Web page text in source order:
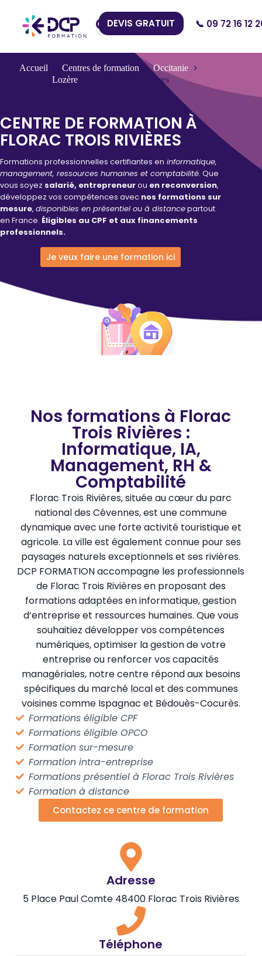
DEVIS GRATUIT 📞 09 72 16 12
Accueil Centres de formation
Occitanie
Lozère
Florac Trois Rivières
CENTRE DE FORMATION À
FLORAC TROIS RIVIÈRES
Formations professionnelles certifiantes en informatique,
management, ressources humaines et comptabilité. Que
vous soyez salarié, entrepreneurou en reconversion,
développez vos compétences avec nos formations sur
mesure, disponibles en présentiel ou à distancepartout
en France. Éligibles au CPF et aux financements
professionnels.
Je veux faire une formation ici
Nos formations à Florac
Trois Rivières :
Informatique, IA,
Management, RH &
Comptabilité
Florac Trois Rivières, située au cœur du parc
national des Cévennes, est une commune
dynamique avec une forte activité touristique et
agricole. La ville est également connue pour ses
paysages naturels exceptionnels et ses rivières.
DCP FORMATION accompagne les professionnels
de Florac Trois Rivières en proposant des
formations adaptées en informatique, gestion
d’entreprise et ressources humaines. Que vous
souhaitiez développer vos compétences
numériques, optimiser la gestion de votre
entreprise ou renforcer vos capacités
managériales, notre centre répond aux besoins
spécifiques du marché local et des communes
voisines comme Ispagnac et Bédouès-Cocurès.
Formations éligible CPF
Formations éligible OPCO
Formation sur-mesure
Formation intra-entreprise
Formations présentiel à Florac Trois Rivières
Formation à distance
Contactez ce centre de formation
Adresse
5 Place Paul Comte 48400 Florac Trois Rivières
Téléphone